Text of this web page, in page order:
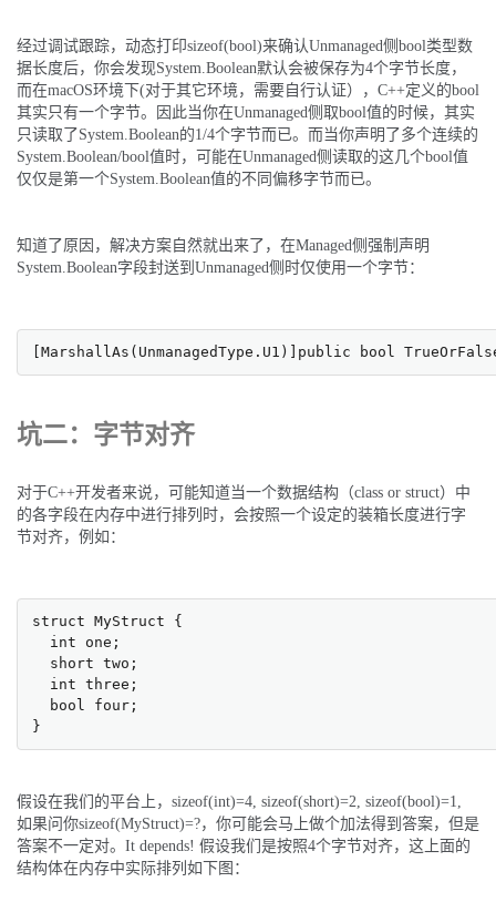
经过调试跟踪，动态打印sizeof(bool)来确认Unmanaged侧bool类型数
据长度后，你会发现System.Boolean默认会被保存为4个字节长度，
而在macOS环境下(对于其它环境，需要自行认证），C++定义的bool
其实只有一个字节。因此当你在Unmanaged侧取bool值的时候，其实
只读取了System.Boolean的1/4个字节而已。而当你声明了多个连续的
System.Boolean/bool值时，可能在Unmanaged侧读取的这几个bool值
仅仅是第一个System.Boolean值的不同偏移字节而已。
知道了原因，解决方案自然就出来了，在Managed侧强制声明
System.Boolean字段封送到Unmanaged侧时仅使用一个字节：
[MarshallAs(UnmanagedType.U1)]public bool
坑二：字节对齐
对于C++开发者来说，可能知道当一个数据结构（class or struct）中
的各字段在内存中进行排列时，会按照一个设定的装箱长度进行字
节对齐，例如：
struct MyStruct {
int one;
short two;
int three;
bool four;
}
假设在我们的平台上，sizeof(int)=4, sizeof(short)=2, sizeof(bool)=1,
如果问你sizeof(MyStruct)=?，你可能会马上做个加法得到答案，但是
答案不一定对。It depends! 假设我们是按照4个字节对齐，这上面的
结构体在内存中实际排列如下图：